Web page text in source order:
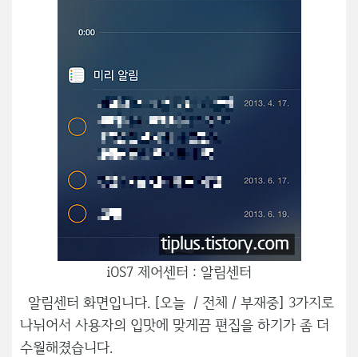
iOS7 제어센터 : 알림센터
알림센터 화면입니다. [오늘 / 전체 / 부재중] 3가지로
나뉘어서 사용자의 입맛에 맞게끔 편집을 하기가 좀 더
수월해졌습니다.